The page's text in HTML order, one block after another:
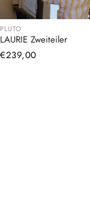
PLUTO
LAURIE Zweiteiler
Normaler
€239,00